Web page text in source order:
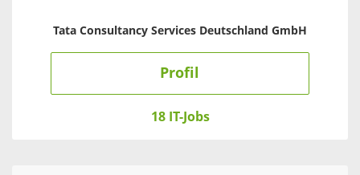
Tata Consultancy Services Deutschland GmbH
Profil
18 IT-Jobs